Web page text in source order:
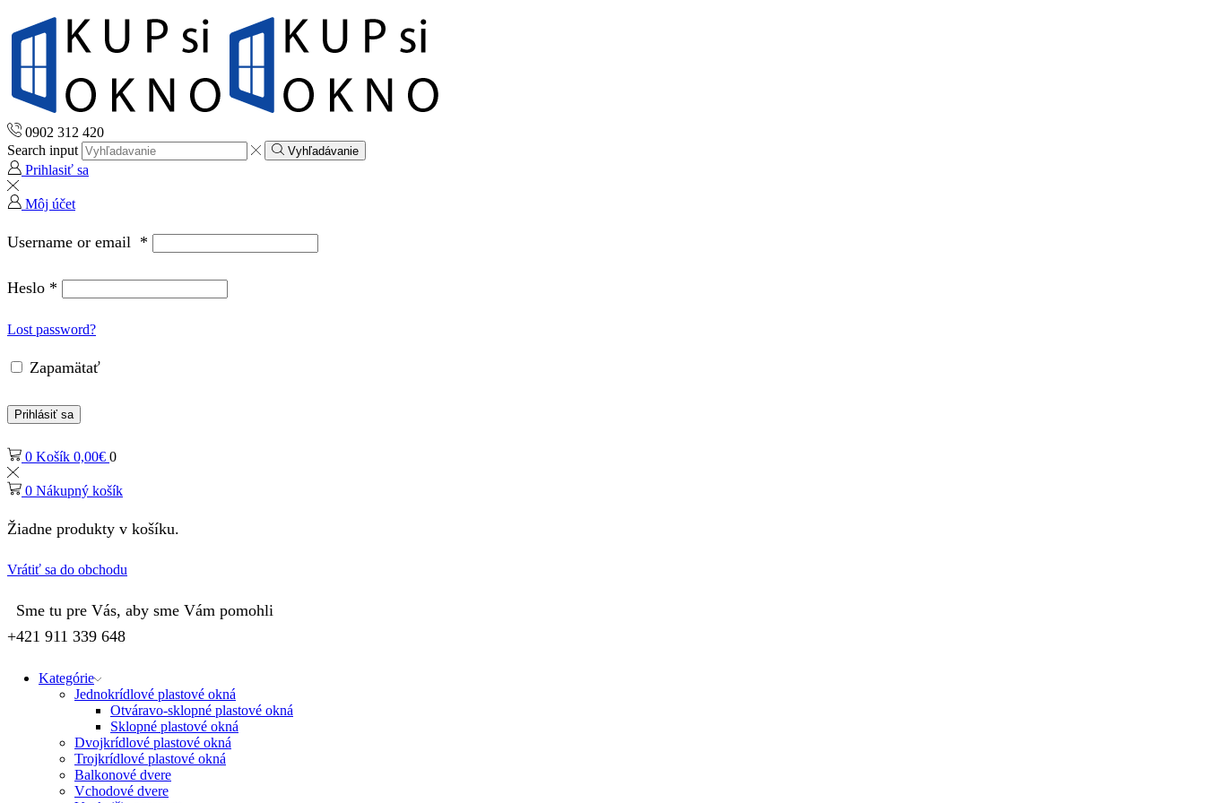
0902 312 420
Search input
Vyhľadávanie
Prihlasiť sa
Môj účet
Username or email *
Heslo *
Lost password?
Zapamätať
Prihlásiť sa
0 Košík 0,00€ 0
0 Nákupný košík
Žiadne produkty v košíku.
Vrátiť sa do obchodu
Sme tu pre Vás, aby sme Vám pomohli
+421 911 339 648
Kategórie
Jednokrídlové plastové okná
Otváravo-sklopné plastové okná
Sklopné plastové okná
Dvojkrídlové plastové okná
Trojkrídlové plastové okná
Balkonové dvere
Vchodové dvere